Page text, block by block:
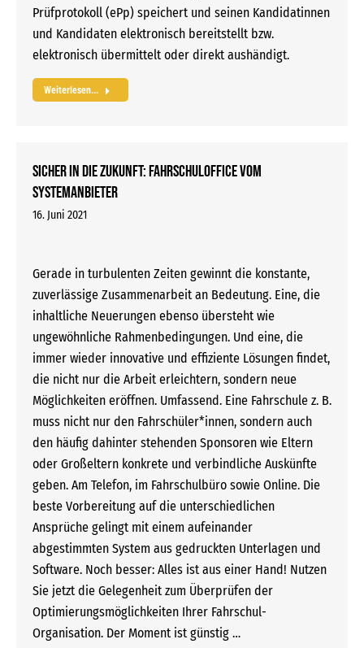
Prüfprotokoll (ePp) speichert und seinen Kandidatinnen
und Kandidaten elektronisch bereitstellt bzw.
elektronisch übermittelt oder direkt aushändigt.
Weiterlesen...
Sicher in die Zukunft: FAHRSCHULOFFICE vom
Systemanbieter
16. Juni 2021
Gerade in turbulenten Zeiten gewinnt die konstante,
zuverlässige Zusammenarbeit an Bedeutung. Eine, die
inhaltliche Neuerungen ebenso übersteht wie
ungewöhnliche Rahmenbedingungen. Und eine, die
immer wieder innovative und effiziente Lösungen findet,
die nicht nur die Arbeit erleichtern, sondern neue
Möglichkeiten eröffnen. Umfassend. Eine Fahrschule z. B.
muss nicht nur den Fahrschüler*innen, sondern auch
den häufig dahinter stehenden Sponsoren wie Eltern
oder Großeltern konkrete und verbindliche Auskünfte
geben. Am Telefon, im Fahrschulbüro sowie Online. Die
beste Vorbereitung auf die unterschiedlichen
Ansprüche gelingt mit einem aufeinander
abgestimmten System aus gedruckten Unterlagen und
Software. Noch besser: Alles ist aus einer Hand! Nutzen
Sie jetzt die Gelegenheit zum Überprüfen der
Optimierungsmöglichkeiten Ihrer Fahrschul-
Organisation. Der Moment ist günstig …